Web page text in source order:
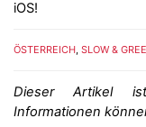
iOS!
ÖSTERREICH, SLOW &
Dieser Artikel
Informationen